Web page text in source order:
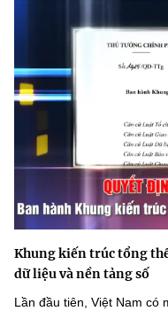
Khung kiến trúc tổng
dữ liệu và nền tảng số
Lần đầu tiên, Việt Nam có